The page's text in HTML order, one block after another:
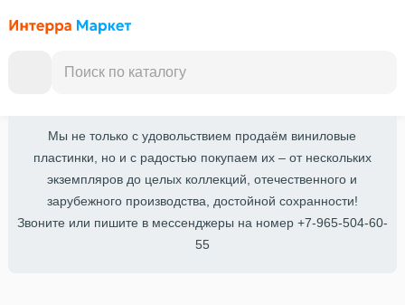
Мы не только с удовольствием продаём виниловые
пластинки, но и с радостью покупаем их – от нескольких
экземпляров до целых коллекций, отечественного и
зарубежного производства, достойной сохранности!
Звоните или пишите в мессенджеры на номер +7-965-504-60-
55